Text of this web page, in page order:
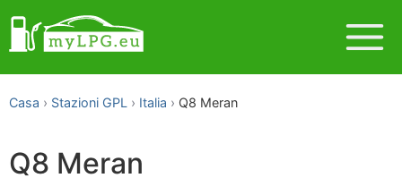
Casa Stazioni GPL Italia Q8 Meran
Q8 Meran